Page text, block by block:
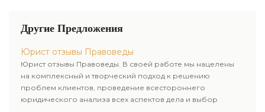
одной из ведущих
Другие Предложения
Юрист отзывы Правоведы
Юрист отзывы Правоведы. В своей работе мы нацелены
на комплексный и творческий подход к решению
проблем клиентов, проведение всестороннего
юридического анализа всех аспектов дела и выбор